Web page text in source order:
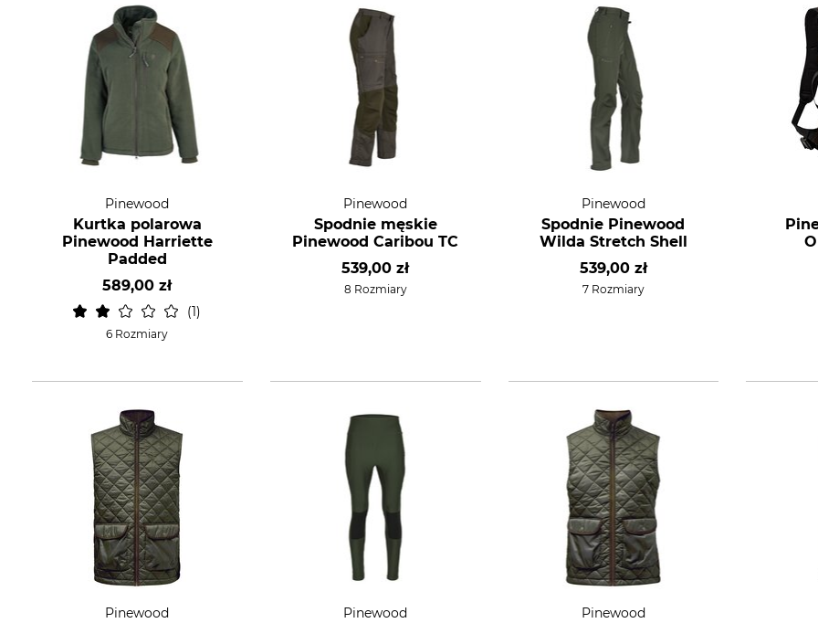
Pinewood
Kurtka polarowa
Pinewood Harriette
Padded
589,00 zł
1
6 Rozmiary
Pinewood
Spodnie męskie
Pinewood Caribou TC
539,00 zł
8 Rozmiary
Pinewood
Spodnie Pinewood
Wilda Stretch Shell
539,00 zł
7 Rozmiary
Pinewood Pinewood Pinewood